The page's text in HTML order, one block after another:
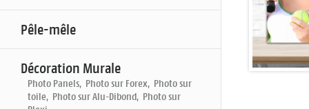
Pêle-mêle
Décoration Murale
Photo Panels, Photo sur Forex, Photo sur
toile, Photo sur Alu-Dibond, Photo sur